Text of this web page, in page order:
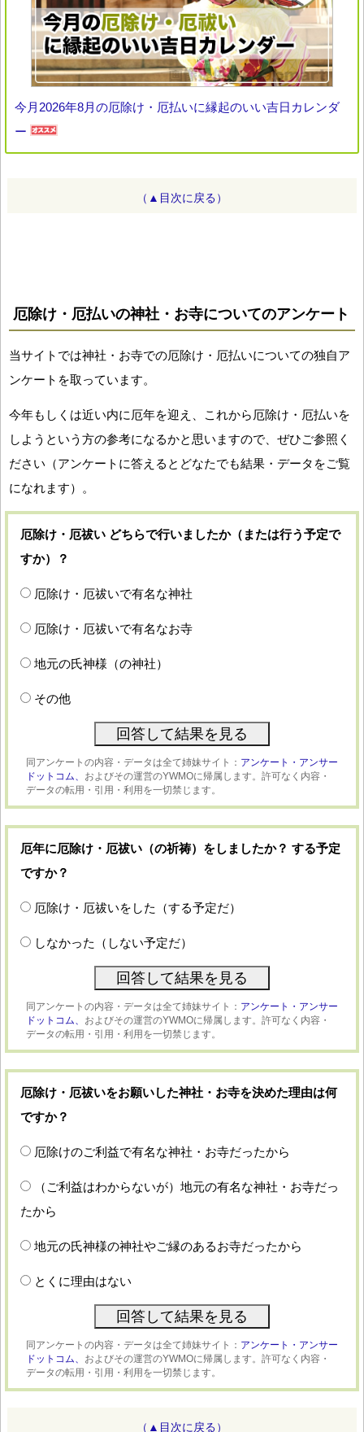
今月2026年8月の厄除け・厄払いに縁起のいい吉日カレンダ
ー
（▲目次に戻る）
厄除け・厄払いの神社・お寺についてのアンケート
当サイトでは神社・お寺での厄除け・厄払いについての独自ア
ンケートを取っています。
今年もしくは近い内に厄年を迎え、これから厄除け・厄払いを
しようという方の参考になるかと思いますので、ぜひご参照く
ださい（アンケートに答えるとどなたでも結果・データをご覧
になれます）。
厄除け・厄祓い どちらで行いましたか（または行う予定で
すか）？
厄除け・厄祓いで有名な神社
厄除け・厄祓いで有名なお寺
地元の氏神様（の神社）
その他
同アンケートの内容・データは全て姉妹サイト： アンケート・アンサー
ドットコム、 およびその運営のYWMOに帰属します。許可なく内容・
データの転用・引用・利用を一切禁じます。
厄年に厄除け・厄祓い（の祈祷）をしましたか？ する予定
ですか？
厄除け・厄祓いをした（する予定だ）
しなかった（しない予定だ）
同アンケートの内容・データは全て姉妹サイト： アンケート・アンサー
ドットコム、 およびその運営のYWMOに帰属します。許可なく内容・
データの転用・引用・利用を一切禁じます。
厄除け・厄祓いをお願いした神社・お寺を決めた理由は何
ですか？
厄除けのご利益で有名な神社・お寺だったから
（ご利益はわからないが）地元の有名な神社・お寺だっ
たから
地元の氏神様の神社やご縁のあるお寺だったから
とくに理由はない
同アンケートの内容・データは全て姉妹サイト： アンケート・アンサー
ドットコム、 およびその運営のYWMOに帰属します。許可なく内容・
データの転用・引用・利用を一切禁じます。
（▲目次に戻る）